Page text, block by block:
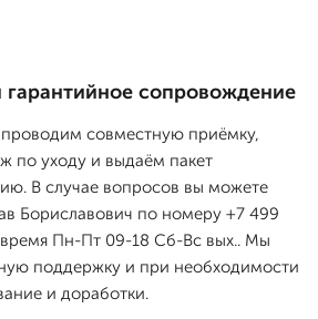
сопровождение
совместную приёмку,
по уходу и выдаём пакет
В случае вопросов вы можете
Бориславович по номеру +7 499
Пн-Пт 09-18 Сб-Вс вых.. Мы
поддержку и при необходимости
и доработки.